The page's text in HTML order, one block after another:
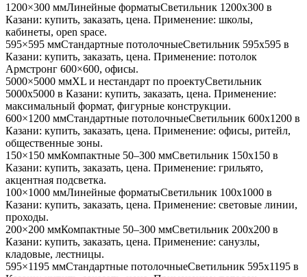
1200×300 ммЛинейные форматыСветильник 1200x300 в
Казани: купить, заказать, цена. Применение: школы,
кабинеты, open space.
595×595 ммСтандартные потолочныеСветильник 595x595 в
Казани: купить, заказать, цена. Применение: потолок
Армстронг 600×600, офисы.
5000×5000 ммXL и нестандарт по проектуСветильник
5000x5000 в Казани: купить, заказать, цена. Применение:
максимальный формат, фигурные конструкции.
600×1200 ммСтандартные потолочныеСветильник 600x1200 в
Казани: купить, заказать, цена. Применение: офисы, ритейл,
общественные зоны.
150×150 ммКомпактные 50–300 ммСветильник 150x150 в
Казани: купить, заказать, цена. Применение: грильято,
акцентная подсветка.
100×1000 ммЛинейные форматыСветильник 100x1000 в
Казани: купить, заказать, цена. Применение: световые линии,
проходы.
200×200 ммКомпактные 50–300 ммСветильник 200x200 в
Казани: купить, заказать, цена. Применение: санузлы,
кладовые, лестницы.
595×1195 ммСтандартные потолочныеСветильник 595x1195 в